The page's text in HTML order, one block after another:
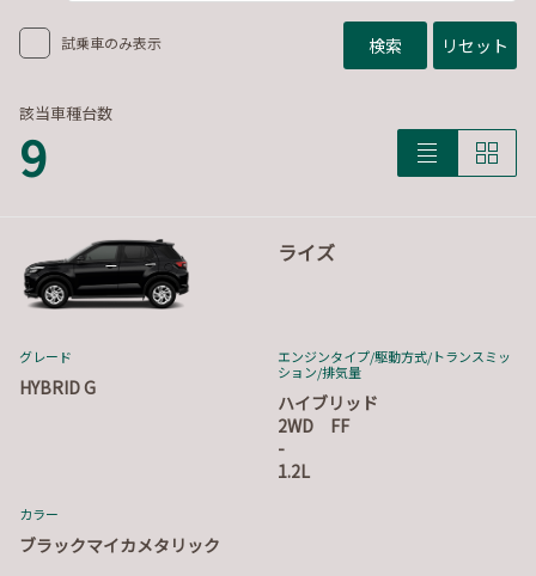
試乗車のみ表示 検索 リセット
該当車種台数
9
ライズ
グレード
HYBRID G
エンジンタイプ/駆動方式/トランスミッ
ション/排気量
ハイブリッド
2WD FF
-
1.2L
カラー
ブラックマイカメタリック